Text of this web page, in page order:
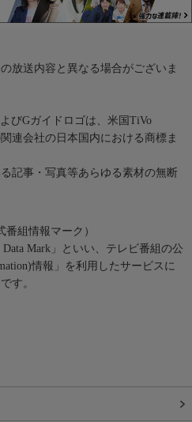
放送内容と異なる場合がございま
びGガイドロゴは、米国TiVo
連会社の日本国内における商標ま
記事・写真等あらゆる素材の無断
番組情報マーク）
Mark」といい、テレビ番組の公
情報」を利用したサービスに
す。